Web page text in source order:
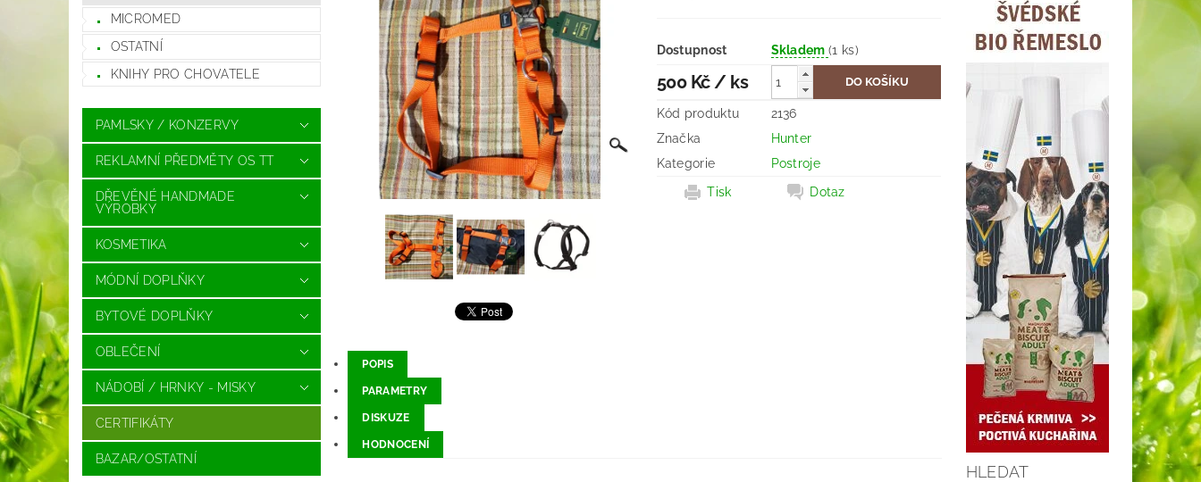
MICROMED
OSTATNÍ
KNIHY PRO CHOVATELE
PAMLSKY / KONZERVY
REKLAMNÍ PŘEDMĚTY OS TT
DŘEVĚNÉ HANDMADE
VÝROBKY
KOSMETIKA
MÓDNÍ DOPLŇKY
BYTOVÉ DOPLŇKY
OBLEČENÍ
NÁDOBÍ / HRNKY - MISKY
CERTIFIKÁTY
BAZAR/OSTATNÍ
Dostupnost Skladem(1 ks)
500 Kč / ks
Kód produktu
2136
Značka
Hunter
Kategorie
Postroje
Tisk
Dotaz
POPIS
PARAMETRY
DISKUZE
HODNOCENÍ
HLEDAT